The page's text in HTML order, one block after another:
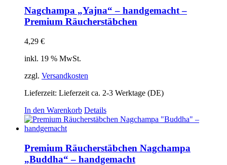
Nagchampa „Yajna“ – handgemacht –
Premium Räucherstäbchen
4,29 €
inkl. 19 % MwSt.
zzgl. Versandkosten
Lieferzeit: Lieferzeit ca. 2-3 Werktage (DE)
In den Warenkorb Details
Premium Räucherstäbchen Nagchampa
„Buddha“ – handgemacht